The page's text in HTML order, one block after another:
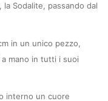
Sodalite, passando dal
in un unico pezzo,
mano in tutti i suoi
interno un cuore